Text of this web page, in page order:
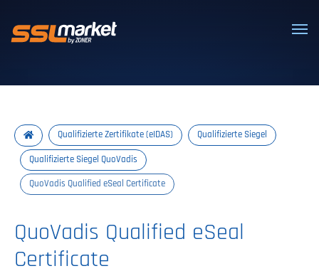
Vertrauenswürdige SSL/TLS-
Qualifizierte Zertifikate (eIDAS) Qualifizierte Siegel
Qualifizierte Siegel QuoVadis
QuoVadis Qualified eSeal Certificate
QuoVadis Qualified eSeal
Certificate